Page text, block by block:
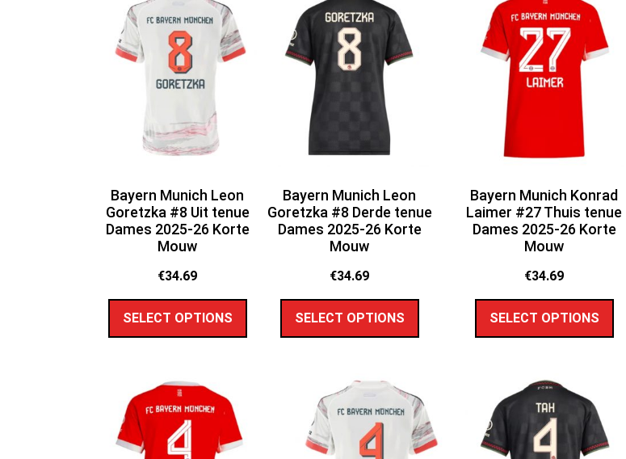
Bayern Munich Leon
Goretzka #8 Uit tenue
Dames 2025-26 Korte
Mouw
€34.69
SELECT OPTIONS
Bayern Munich Leon
Goretzka #8 Derde tenue
Dames 2025-26 Korte
Mouw
€34.69
SELECT OPTIONS
Bayern Munich Konrad
Laimer #27 Thuis tenue
Dames 2025-26 Korte
Mouw
€34.69
SELECT OPTIONS